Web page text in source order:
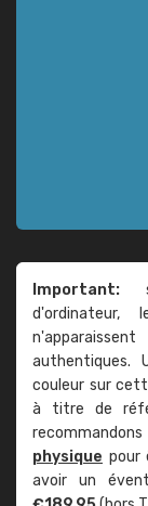
Important:
d'ordinateur,
authentiques.
couleur sur
à titre de
physique pour
avoir un